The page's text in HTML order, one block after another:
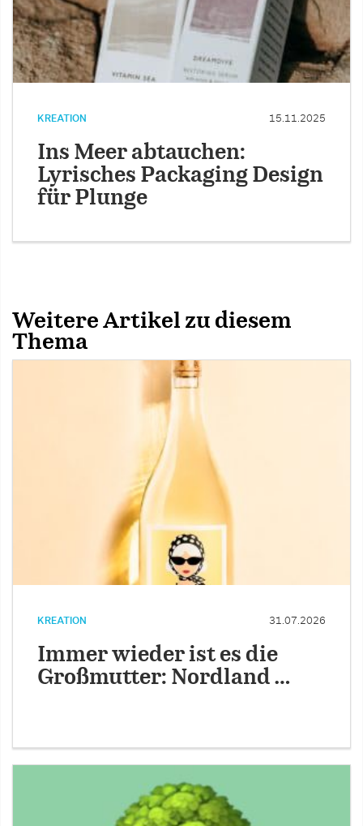
KREATION 15.11.2025
Ins Meer abtauchen:
Lyrisches Packaging Design
für Plunge
Weitere Artikel zu diesem
Thema
KREATION 31.07.2026
Immer wieder ist es die
Großmutter: Nordland …